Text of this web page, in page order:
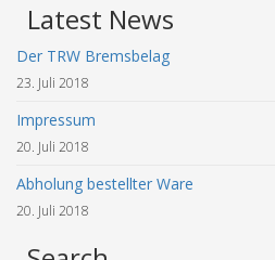
Latest News
Der TRW Bremsbelag
23. Juli 2018
Impressum
20. Juli 2018
Abholung bestellter Ware
20. Juli 2018